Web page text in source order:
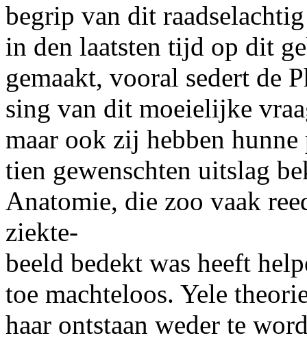
begrip van dit
in den laatsten tijd op dit
gemaakt, vooral sedert de
sing van dit moeielijke
maar ook zij hebben
tien gewenschten uitslag
Anatomie, die zoo vaak
ziekte-
beeld bedekt was heeft
toe machteloos. Yele
haar ontstaan weder te